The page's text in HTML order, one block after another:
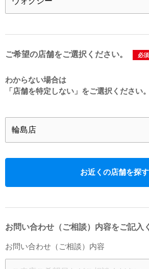
ご希望の店舗をご選択ください。 必須
わからない場合は
「店舗を特定しない」をご選択ください。
お近くの店舗を探す
お問い合わせ（ご相談）内容をご記入
お問い合わせ（ご相談）内容